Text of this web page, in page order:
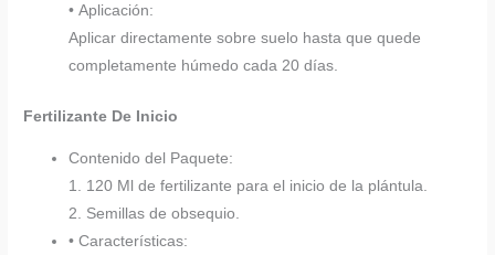
• Aplicación:
Aplicar directamente sobre suelo hasta que quede
completamente húmedo cada 20 días.
Fertilizante De Inicio
Contenido del Paquete:
1. 120 Ml de fertilizante para el inicio de la plántula.
2. Semillas de obsequio.
• Características: